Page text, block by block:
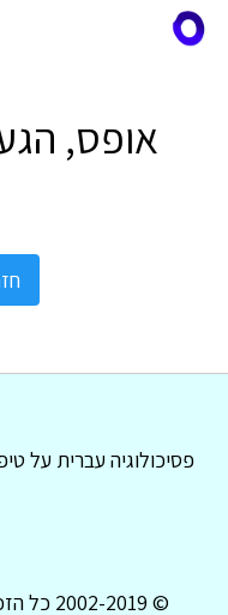
אופס,
פסיכולוגיה עברית על
© 2002-2019 כל הזכויות שמורות לפסיכולוגיה עברית